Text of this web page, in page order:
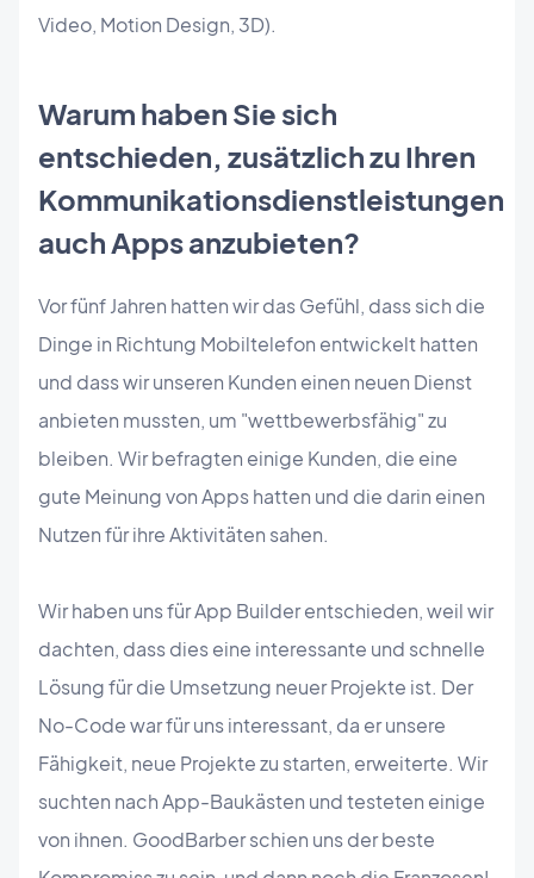
Video, Motion Design, 3D).
Warum haben Sie sich
entschieden, zusätzlich zu Ihren
Kommunikationsdienstleistungen
auch Apps anzubieten?
Vor fünf Jahren hatten wir das Gefühl, dass sich die
Dinge in Richtung Mobiltelefon entwickelt hatten
und dass wir unseren Kunden einen neuen Dienst
anbieten mussten, um "wettbewerbsfähig" zu
bleiben. Wir befragten einige Kunden, die eine
gute Meinung von Apps hatten und die darin einen
Nutzen für ihre Aktivitäten sahen.
Wir haben uns für App Builder entschieden, weil wir
dachten, dass dies eine interessante und schnelle
Lösung für die Umsetzung neuer Projekte ist. Der
No-Code war für uns interessant, da er unsere
Fähigkeit, neue Projekte zu starten, erweiterte. Wir
suchten nach App-Baukästen und testeten einige
von ihnen. GoodBarber schien uns der beste